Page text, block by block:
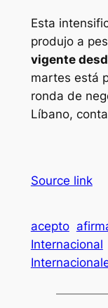
Esta
produjo a
vigente
martes está
ronda de
Líbano,
Source link
acepto
Internacional